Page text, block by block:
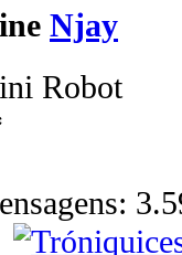
Njay
Robot